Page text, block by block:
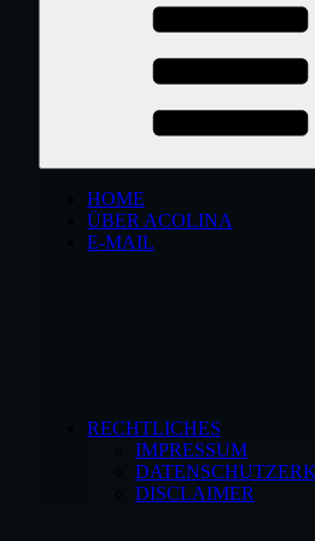
HOME
ÜBER ACOLINA
E-MAIL
RECHTLICHES
IMPRESSUM
DISCLAIMER